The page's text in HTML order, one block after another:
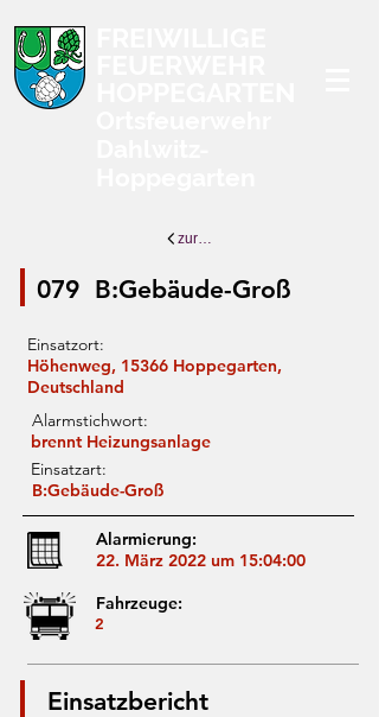
zurück zur Übersicht
B:Gebäude-Groß
079
Einsatzort:
Höhenweg, 15366 Hoppegarten,
Deutschland
Alarmstichwort:
brennt Heizungsanlage
Einsatzart:
B:Gebäude-Groß
Alarmierung:
22. März 2022 um 15:04:00
Fahrzeuge:
2
Einsatzbericht